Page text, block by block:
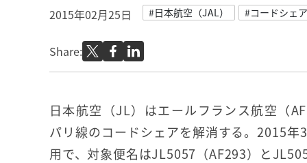
2015年02月25日 #日本航空（JAL） #コードシェア
Share:
日本航空（JL）はエールフランス航空（
パリ線のコードシェアを解消する。2015年
用で、対象便名はJL5057（AF293）と